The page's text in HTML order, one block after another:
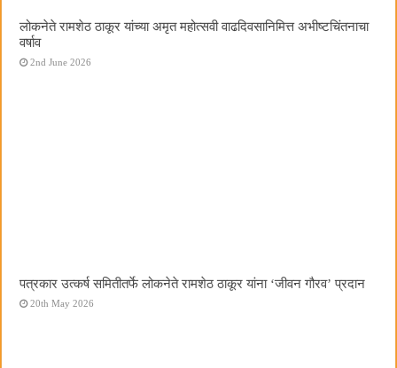
लोकनेते रामशेठ ठाकूर यांच्या अमृत महोत्सवी वाढदिवसानिमित्त अभीष्टचिंतनाचा
वर्षाव
2nd June 2026
पत्रकार उत्कर्ष समितीतर्फे लोकनेते रामशेठ ठाकूर यांना ‌‘जीवन गौरव‌’ प्रदान
20th May 2026